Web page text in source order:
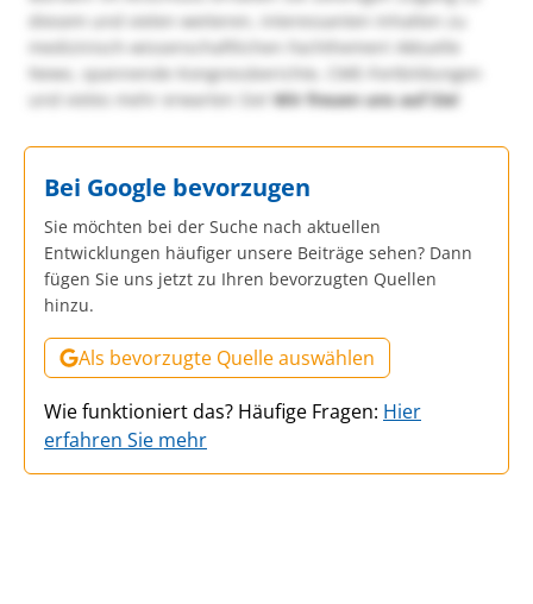
diesem und vielen weiteren, interessanten Inhalten zu
medizinisch-wissenschaftlichen Fachthemen! Aktuelle
News, spannende Kongressberichte, CME-Fortbildungen
und vieles mehr erwarten Sie!Wir freuen uns auf Sie!
Bei Google bevorzugen
Sie möchten bei der Suche nach aktuellen
Entwicklungen häufiger unsere Beiträge sehen? Dann
fügen Sie uns jetzt zu Ihren bevorzugten Quellen
hinzu.
Als bevorzugte Quelle auswählen
Wie funktioniert das? Häufige Fragen: Hier
erfahren Sie mehr